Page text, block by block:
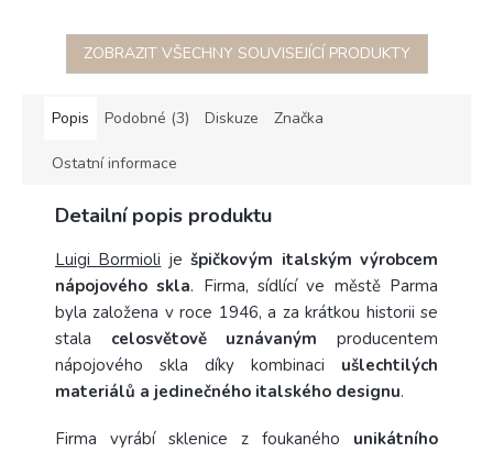
ZOBRAZIT VŠECHNY SOUVISEJÍCÍ PRODUKTY
Popis Podobné (3) Diskuze Značka
Ostatní informace
Detailní popis produktu
Luigi Bormioli ješpičkovým italským výrobcem
nápojového skla. Firma, sídlící ve městě Parma
byla založena v roce 1946, a za krátkou historii se
stala celosvětově uznávaným producentem
nápojového skla díky kombinaci ušlechtilých
materiálů a jedinečného italského designu.
Firma vyrábí sklenice z foukaného unikátního